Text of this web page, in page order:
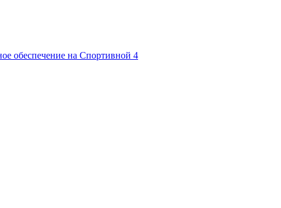
обеспечение на Спортивной 4